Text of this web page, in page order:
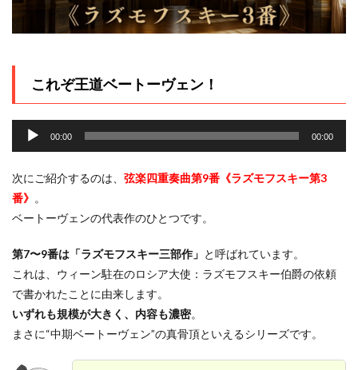
これぞ王道ベートーヴェン！
プ
レ
ー
ヤ
00:00 00:00
次にご紹介するのは、 弦楽四重奏曲第9番《ラズモフスキー第3
番》 。
ベートーヴェンの代表作のひとつです。
第7〜9番は「ラズモフスキー三部作」 と呼ばれています。
これは、ウィーン駐在のロシア大使：ラズモフスキー伯爵の依頼
で書かれたことに由来します。
いずれも規模が大きく、内容も濃密。
まさに“中期ベートーヴェン”の真骨頂といえるシリーズです。